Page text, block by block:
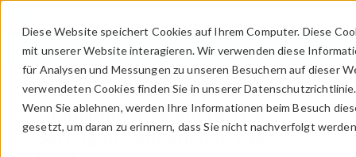
Diese Website speichert Cookies auf Ihrem Computer. Diese
mit unserer Website interagieren. Wir verwenden diese
für Analysen und Messungen zu unseren Besuchern auf dieser
verwendeten Cookies finden Sie in unserer Datenschutzrichtlinie.
Wenn Sie ablehnen, werden Ihre Informationen beim Besuch
gesetzt, um daran zu erinnern, dass Sie nicht nachverfolgt
ANMELDEN KONTAKT
Simulating a Magnetic Lens:
Setting up and Solving the